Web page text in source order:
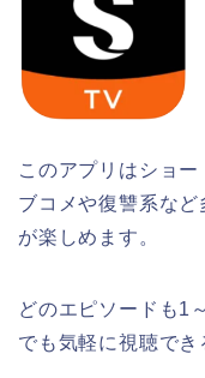
このアプリはショ
ブコメや復讐系な
が楽しめます。
どのエピソードも1
でも気軽に視聴でき